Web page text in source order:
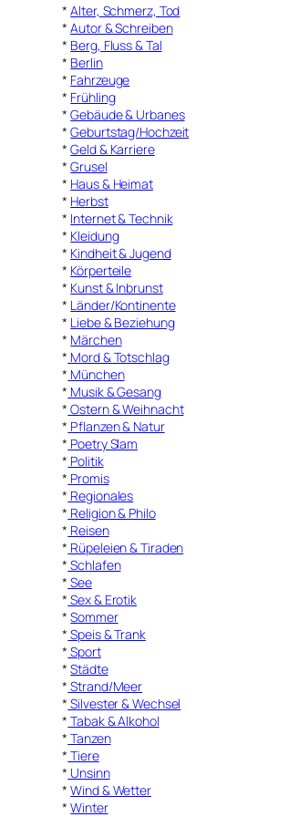
*Alter, Schmerz, Tod
*Autor & Schreiben
* Berg, Fluss & Tal
* Berlin
* Fahrzeuge
* Frühling
*Gebäude & Urbanes
*Geburtstag/Hochzeit
*Geld & Karriere
*Grusel
* Haus & Heimat
* Herbst
* Internet & Technik
* Kleidung
* Kindheit & Jugend
* Körperteile
* Kunst & Inbrunst
* Länder/Kontinente
* Liebe & Beziehung
* Märchen
* Mord & Totschlag
* München
* Musik & Gesang
* Ostern & Weihnacht
* Pflanzen & Natur
* Poetry Slam
* Politik
* Promis
* Regionales
* Religion & Philo
* Reisen
* Rüpeleien & Tiraden
* Schlafen
* See
* Sex & Erotik
*Sommer
* Speis & Trank
* Sport
*Städte
* Strand/Meer
* Silvester & Wechsel
* Tabak & Alkohol
* Tanzen
* Tiere
* Unsinn
*Wind & Wetter
*Winter